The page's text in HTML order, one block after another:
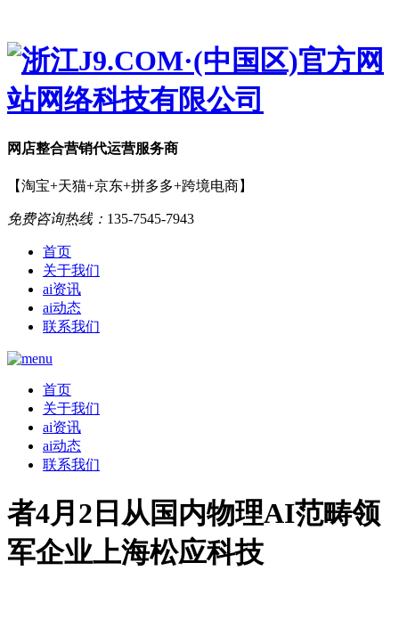
网店整合营销代运营服务商
【淘宝+天猫+京东+拼多多+跨境电商】
免费咨询热线： 135-7545-7943
首页
关于我们
ai资讯
ai动态
联系我们
首页
关于我们
ai资讯
ai动态
联系我们
者4月2日从国内物理AI范畴领
军企业上海松应科技